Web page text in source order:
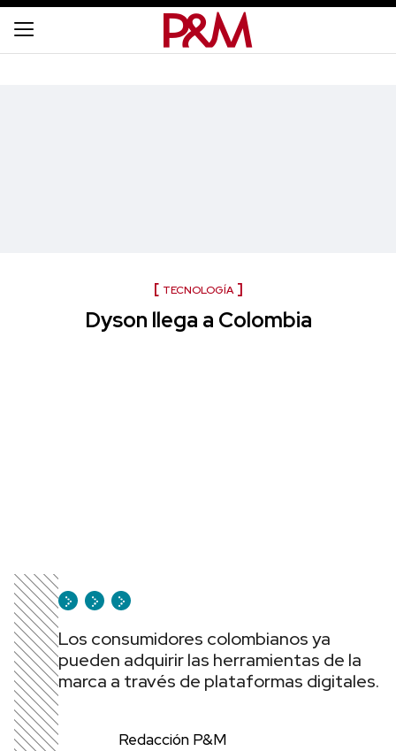
TECNOLOGÍA
Dyson llega a Colombia
Los consumidores colombianos ya
pueden adquirir las herramientas de la
marca a través de plataformas digitales.
Redacción P&M